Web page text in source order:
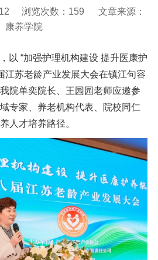
访客申请 WebVPN
浏览次数： 159
文章来源：
康养学院
以 “加强护理机构建设 提升医康护
江苏老龄产业发展大会在镇江句容
院单奕院长、王园园老师应邀参
专家、 养老机构代表、院校同仁
人才培养路径。